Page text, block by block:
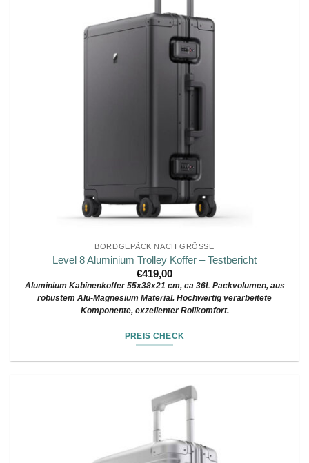
BORDGEPÄCK NACH GRÖSSE
Level 8 Aluminium Trolley Koffer – Testbericht
€419,00
Aluminium Kabinenkoffer 55x38x21 cm, ca 36L Packvolumen, aus
robustem Alu-Magnesium Material. Hochwertig verarbeitete
Komponente, exzellenter Rollkomfort.
PREIS CHECK